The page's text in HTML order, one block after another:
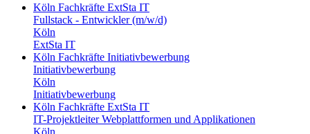
Köln Fachkräfte ExtSta IT
Fullstack - Entwickler (m/w/d)
Köln
ExtSta IT
Köln Fachkräfte Initiativbewerbung
Initiativbewerbung
Köln
Initiativbewerbung
Köln Fachkräfte ExtSta IT
IT-Projektleiter Webplattformen und Applikationen
Köln